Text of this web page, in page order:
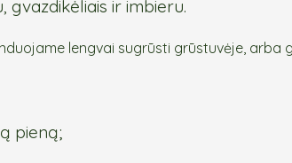
gvazdikėliais ir imbieru.
lengvai sugrūsti grūstuvėje, arba
pieną;